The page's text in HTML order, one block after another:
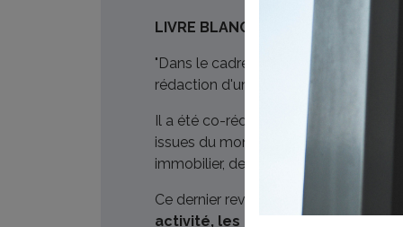
LIVRE BLANC - PARTAGE
"Dans le cadre du projet Interreg
rédaction d'un Livre Blanc sur le
Il a été co-rédigé et soutenu par
issues du monde entrepreneurial,
immobilier, de la construction,
Ce dernier revient sur l’ importance
activité, les bénéfices qu’elle